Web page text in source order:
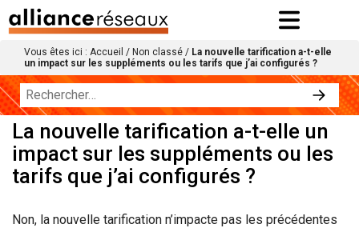
Vous êtes ici : Accueil / Non classé / La nouvelle tarification a-t-elle
un impact sur les suppléments ou les tarifs que j’ai configurés ?
La nouvelle tarification a-t-elle un
impact sur les suppléments ou les
tarifs que j’ai configurés ?
Non, la nouvelle tarification n’impacte pas les précédentes